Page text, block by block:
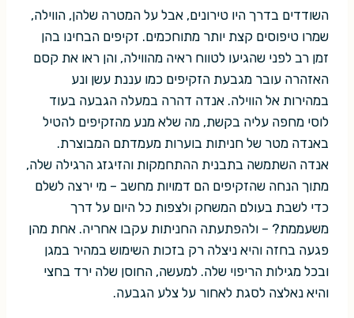
השודדים בדרך היו טירונים, אבל על המטרה שלהן, הווילה,
שמרו טיפוסים קצת יותר מתוחכמים. זקיפים הבחינו בהן
זמן רב לפני שהגיעו לטווח ראיה מהווילה, והן ראו את קסם
האזהרה עובר מגבעת הזקיפים כמו עננת עשן ונע
במהירות אל הווילה. אנדה דהרה במעלה הגבעה בעוד
לוסי מחפה עליה בקשת, מה שלא מנע מהזקיפים להטיל
באנדה מטר של חניתות בוערות מעמדתם המבוצרת.
אנדה השתמשה בתבנית ההתחמקות והזיגזג הרגילה שלה,
מתוך הנחה שהזקיפים הם דמויות מחשב – מי ירצה לשלם
כדי לשבת בעולם המשחק ולצפות כל היום על דרך
משעממת? – ולהפתעתה החניתות עקבו אחריה. אחת מהן
פגעה בחזה והיא ניצלה רק בזכות השימוש במהיר במגן
ובכל מגילות הריפוי שלה. למעשה, החוסן שלה ירד בחצי
והיא נאלצה לסגת לאחור על צלע הגבעה.